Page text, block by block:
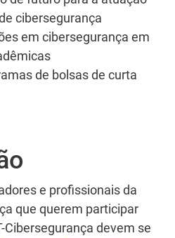
cibersegurança
em cibersegurança em
de bolsas de curta
e profissionais da
que querem participar
Cibersegurança devem se